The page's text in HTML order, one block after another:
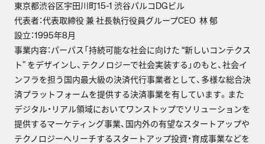
東京都渋谷区宇田川町15-1 渋谷パルコDGビル
代表者：代表取締役 兼 社長執行役員グループCEO 林 郁
設立：1995年8月
事業内容：パーパス「持続可能な社会に向けた “新しいコンテクス
ト” をデザインし、テクノロジーで社会実装する」のもと、社会イ
ンフラを担う国内最大級の決済代行事業者として、多様な総合決
済プラットフォームを提供する決済事業を有しています。また
デジタル・リアル領域においてワンストップでソリューションを
提供するマーケティング事業、国内外の有望なスタートアップや
テクノロジーへリーチするスタートアップ投資・育成事業などを